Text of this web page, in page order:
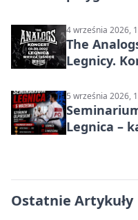
4 września 2026,
The
Legnicy.
5 września 2026,
Legnica –
Ostatnie Artykuły